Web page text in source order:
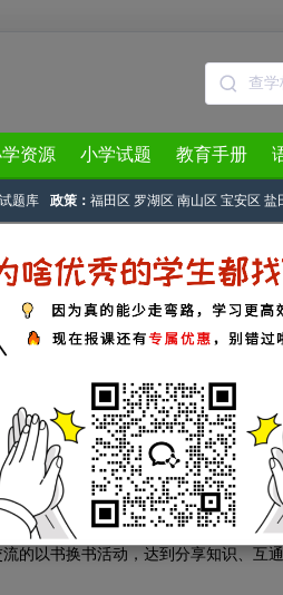
资源 小学试题 教育手册
题库 政策： 福田区 罗湖区 南山区 宝安区 盐
4月 5月 6月 7月
换书会 现场传统手工表
者：匿名 2009-11-09 17:03:22
下，结合“阅读·分享”的基本思路，由
童书籍互换活动，召集有3到12岁孩子
的以书换书活动，达到分享知识、互